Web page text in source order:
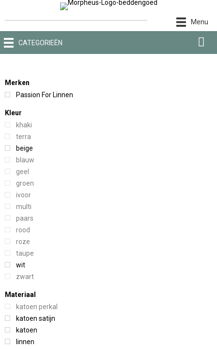
Menu
CATEGORIEËN
Merken
Passion For Linnen
Kleur
khaki
terra
beige
blauw
geel
groen
ivoor
multi
paars
rood
roze
taupe
wit
zwart
Materiaal
katoen perkal
katoen satijn
katoen
linnen